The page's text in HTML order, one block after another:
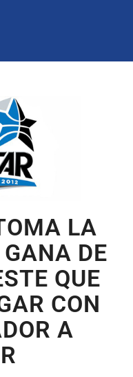
LA
DE
QUE
CON
A